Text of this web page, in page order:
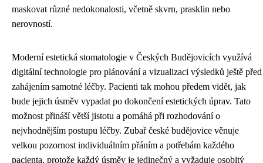
maskovat různé nedokonalosti, včetně skvrn, prasklin nebo
nerovností.
Moderní estetická stomatologie v Českých Budějovicích využívá
digitální technologie pro plánování a vizualizaci výsledků ještě před
zahájením samotné léčby. Pacienti tak mohou předem vidět, jak
bude jejich úsměv vypadat po dokončení estetických úprav. Tato
možnost přináší větší jistotu a pomáhá při rozhodování o
nejvhodnějším postupu léčby. Zubař české budějovice věnuje
velkou pozornost individuálním přáním a potřebám každého
pacienta, protože každý úsměv je jedinečný a vyžaduje osobitý